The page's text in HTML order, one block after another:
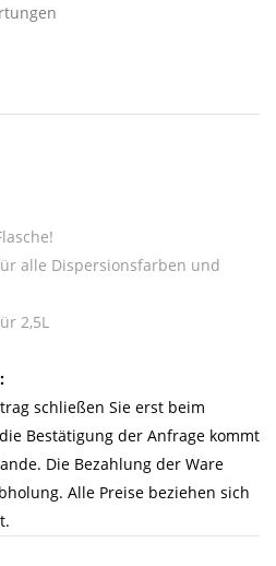
alle Dispersionsfarben und
2,5L
schließen Sie erst beim
Bestätigung der Anfrage kommt
Die Bezahlung der Ware
Alle Preise beziehen sich